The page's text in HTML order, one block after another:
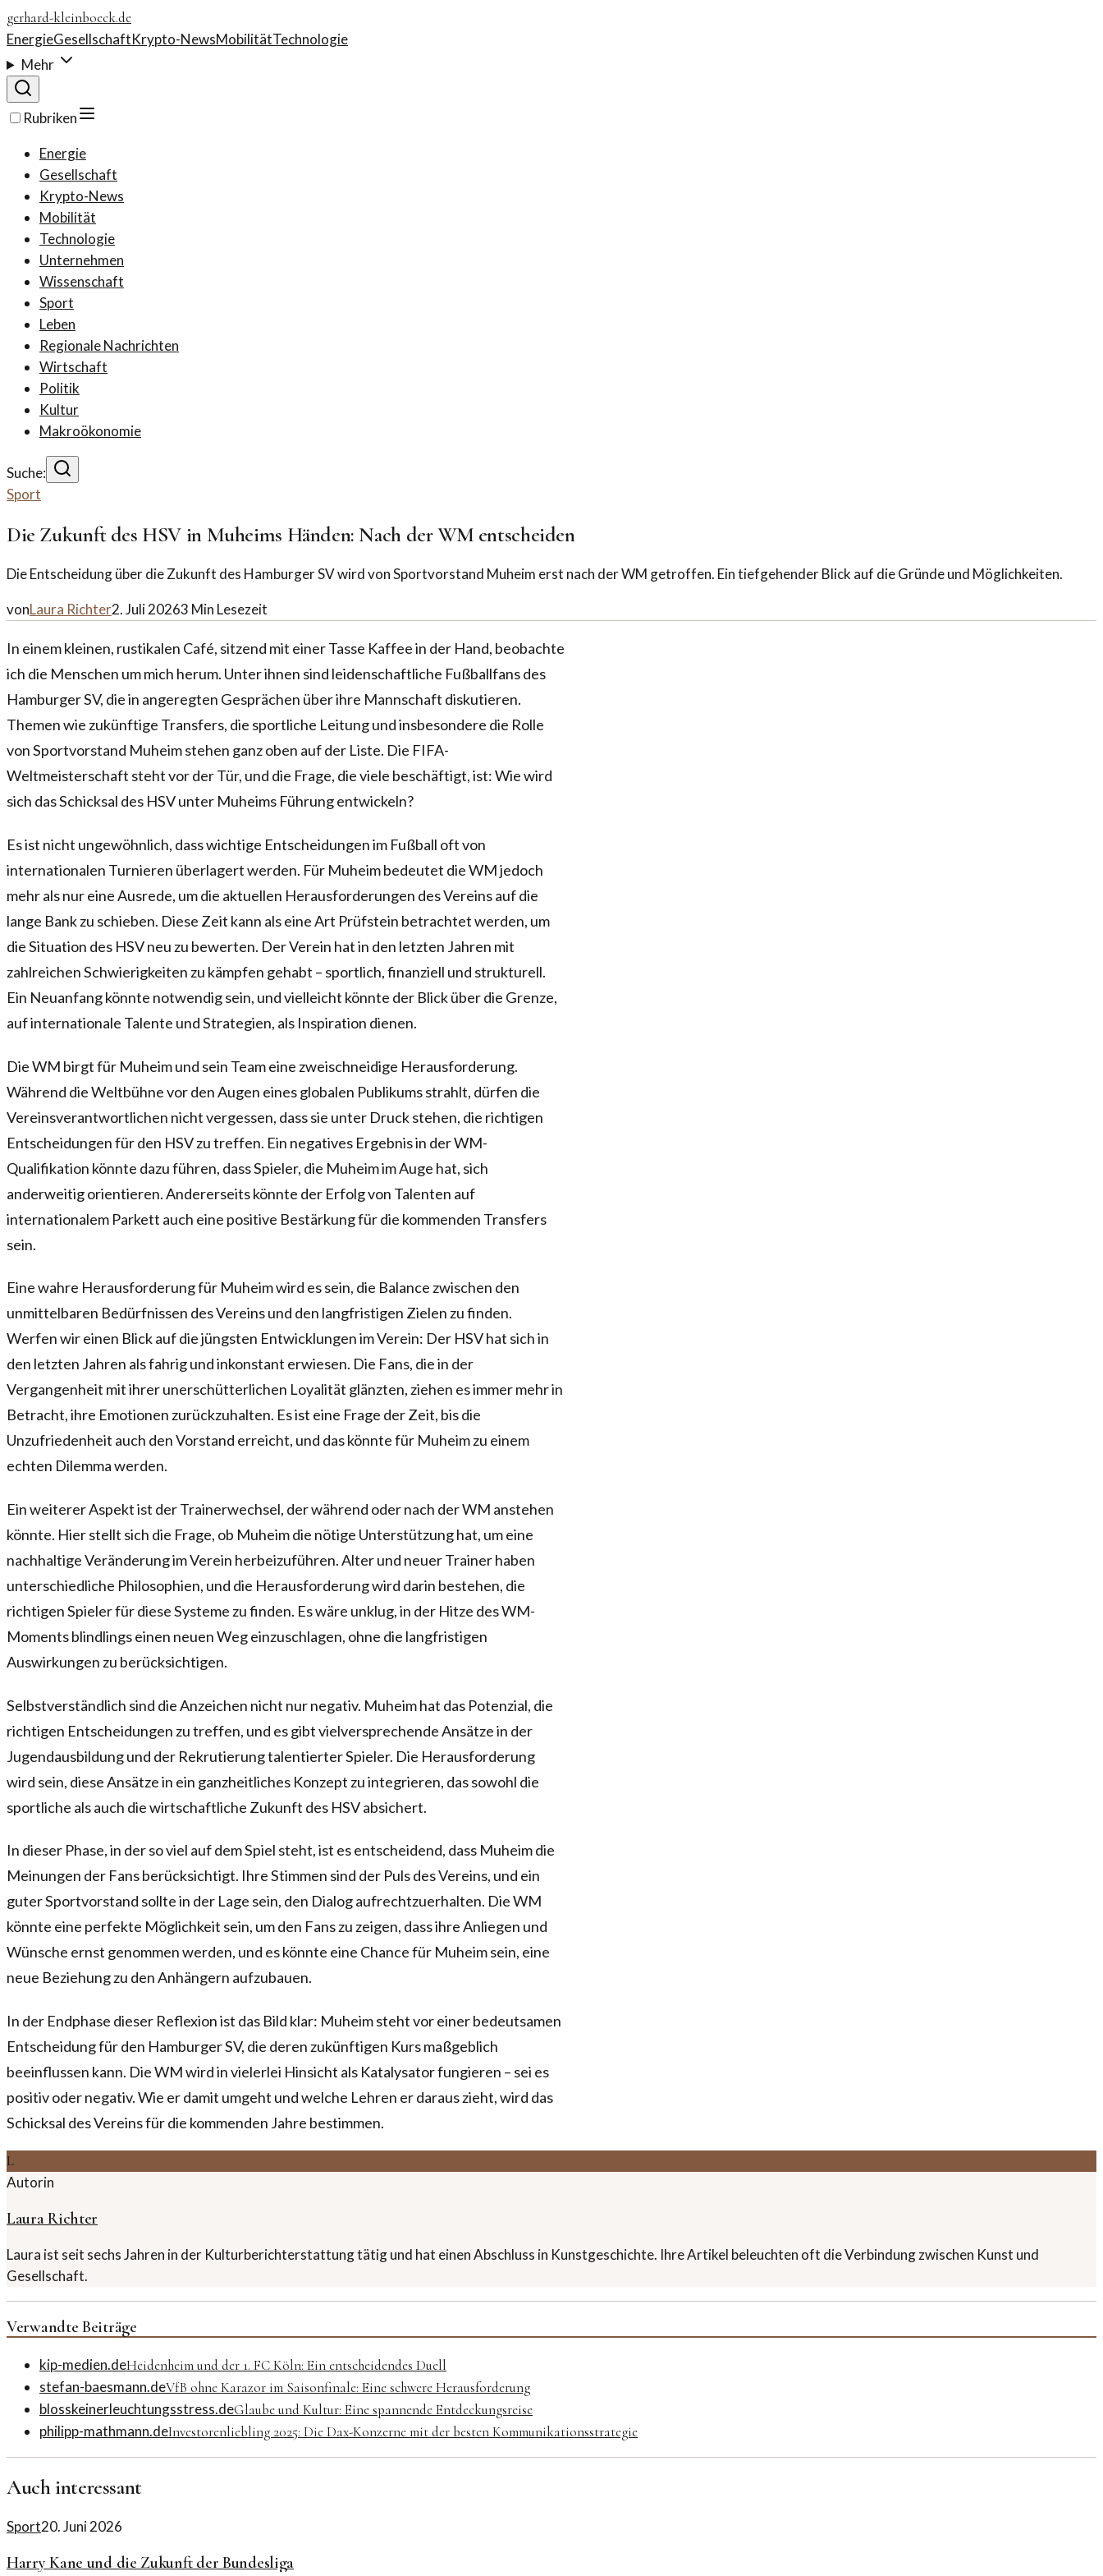
gerhard-kleinboeck.de
EnergieGesellschaftKrypto-NewsMobilitätTechnologie
Mehr
Rubriken
Energie
Gesellschaft
Krypto-News
Mobilität
Technologie
Unternehmen
Wissenschaft
Sport
Leben
Regionale Nachrichten
Wirtschaft
Politik
Kultur
Makroökonomie
Suche:
Sport
Die Zukunft des HSV in Muheims Händen: Nach der WM entscheiden
Die Entscheidung über die Zukunft des Hamburger SV wird von Sportvorstand Muheim erst nach der WM getroffen. Ein tiefgehender Blick auf die Gründe und Möglichkeiten.
vonLaura Richter2. Juli 20263 Min Lesezeit
In einem kleinen, rustikalen Café, sitzend mit einer Tasse Kaffee in der Hand, beobachte
ich die Menschen um mich herum. Unter ihnen sind leidenschaftliche Fußballfans des
Hamburger SV, die in angeregten Gesprächen über ihre Mannschaft diskutieren.
Themen wie zukünftige Transfers, die sportliche Leitung und insbesondere die Rolle
von Sportvorstand Muheim stehen ganz oben auf der Liste. Die FIFA-
Weltmeisterschaft steht vor der Tür, und die Frage, die viele beschäftigt, ist: Wie wird
sich das Schicksal des HSV unter Muheims Führung entwickeln?
Es ist nicht ungewöhnlich, dass wichtige Entscheidungen im Fußball oft von
internationalen Turnieren überlagert werden. Für Muheim bedeutet die WM jedoch
mehr als nur eine Ausrede, um die aktuellen Herausforderungen des Vereins auf die
lange Bank zu schieben. Diese Zeit kann als eine Art Prüfstein betrachtet werden, um
die Situation des HSV neu zu bewerten. Der Verein hat in den letzten Jahren mit
zahlreichen Schwierigkeiten zu kämpfen gehabt – sportlich, finanziell und strukturell.
Ein Neuanfang könnte notwendig sein, und vielleicht könnte der Blick über die Grenze,
auf internationale Talente und Strategien, als Inspiration dienen.
Die WM birgt für Muheim und sein Team eine zweischneidige Herausforderung.
Während die Weltbühne vor den Augen eines globalen Publikums strahlt, dürfen die
Vereinsverantwortlichen nicht vergessen, dass sie unter Druck stehen, die richtigen
Entscheidungen für den HSV zu treffen. Ein negatives Ergebnis in der WM-
Qualifikation könnte dazu führen, dass Spieler, die Muheim im Auge hat, sich
anderweitig orientieren. Andererseits könnte der Erfolg von Talenten auf
internationalem Parkett auch eine positive Bestärkung für die kommenden Transfers
sein.
Eine wahre Herausforderung für Muheim wird es sein, die Balance zwischen den
unmittelbaren Bedürfnissen des Vereins und den langfristigen Zielen zu finden.
Werfen wir einen Blick auf die jüngsten Entwicklungen im Verein: Der HSV hat sich in
den letzten Jahren als fahrig und inkonstant erwiesen. Die Fans, die in der
Vergangenheit mit ihrer unerschütterlichen Loyalität glänzten, ziehen es immer mehr in
Betracht, ihre Emotionen zurückzuhalten. Es ist eine Frage der Zeit, bis die
Unzufriedenheit auch den Vorstand erreicht, und das könnte für Muheim zu einem
echten Dilemma werden.
Ein weiterer Aspekt ist der Trainerwechsel, der während oder nach der WM anstehen
könnte. Hier stellt sich die Frage, ob Muheim die nötige Unterstützung hat, um eine
nachhaltige Veränderung im Verein herbeizuführen. Alter und neuer Trainer haben
unterschiedliche Philosophien, und die Herausforderung wird darin bestehen, die
richtigen Spieler für diese Systeme zu finden. Es wäre unklug, in der Hitze des WM-
Moments blindlings einen neuen Weg einzuschlagen, ohne die langfristigen
Auswirkungen zu berücksichtigen.
Selbstverständlich sind die Anzeichen nicht nur negativ. Muheim hat das Potenzial, die
richtigen Entscheidungen zu treffen, und es gibt vielversprechende Ansätze in der
Jugendausbildung und der Rekrutierung talentierter Spieler. Die Herausforderung
wird sein, diese Ansätze in ein ganzheitliches Konzept zu integrieren, das sowohl die
sportliche als auch die wirtschaftliche Zukunft des HSV absichert.
In dieser Phase, in der so viel auf dem Spiel steht, ist es entscheidend, dass Muheim die
Meinungen der Fans berücksichtigt. Ihre Stimmen sind der Puls des Vereins, und ein
guter Sportvorstand sollte in der Lage sein, den Dialog aufrechtzuerhalten. Die WM
könnte eine perfekte Möglichkeit sein, um den Fans zu zeigen, dass ihre Anliegen und
Wünsche ernst genommen werden, und es könnte eine Chance für Muheim sein, eine
neue Beziehung zu den Anhängern aufzubauen.
In der Endphase dieser Reflexion ist das Bild klar: Muheim steht vor einer bedeutsamen
Entscheidung für den Hamburger SV, die deren zukünftigen Kurs maßgeblich
beeinflussen kann. Die WM wird in vielerlei Hinsicht als Katalysator fungieren – sei es
positiv oder negativ. Wie er damit umgeht und welche Lehren er daraus zieht, wird das
Schicksal des Vereins für die kommenden Jahre bestimmen.
L
Autorin
Laura Richter
Laura ist seit sechs Jahren in der Kulturberichterstattung tätig und hat einen Abschluss in Kunstgeschichte. Ihre Artikel beleuchten oft die Verbindung zwischen Kunst und
Gesellschaft.
Verwandte Beiträge
kip-medien.deHeidenheim und der 1. FC Köln: Ein entscheidendes Duell
stefan-baesmann.deVfB ohne Karazor im Saisonfinale: Eine schwere Herausforderung
blosskeinerleuchtungsstress.deGlaube und Kultur: Eine spannende Entdeckungsreise
philipp-mathmann.deInvestorenliebling 2025: Die Dax-Konzerne mit der besten Kommunikationsstrategie
Auch interessant
Sport20. Juni 2026
Harry Kane und die Zukunft der Bundesliga